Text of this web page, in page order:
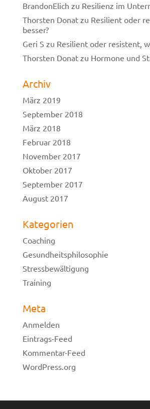
BrandonElich zu Resilienz im
Thorsten Donatzu Resilient oder
besser?
Geri S zu Resilient oder resistent,
Thorsten Donatzu Hormone und
Archiv
März 2019
September 2018
März 2018
Februar 2018
November 2017
Oktober 2017
September 2017
August 2017
Kategorien
Coaching
Gesundheitsphilosophie
Stressbewältigung
Training
Meta
Anmelden
Eintrags-Feed
Kommentar-Feed
WordPress.org